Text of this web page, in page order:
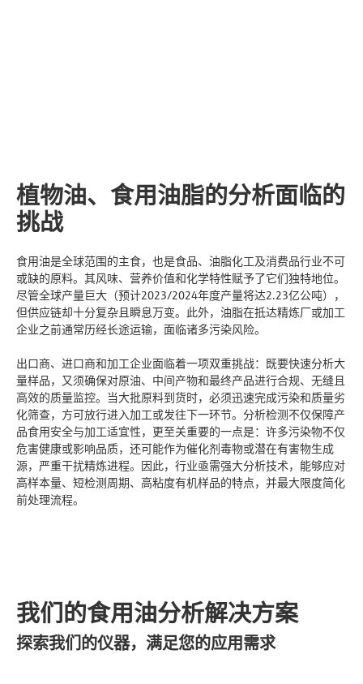
植物油、食用油脂的分析面临的
挑战
食用油是全球范围的主食，也是食品、油脂化工及消费品行业不可
或缺的原料。其风味、营养价值和化学特性赋予了它们独特地位。
尽管全球产量巨大（预计2023/2024年度产量将达2.23亿公吨），
但供应链却十分复杂且瞬息万变。此外，油脂在抵达精炼厂或加工
企业之前通常历经长途运输，面临诸多污染风险。
出口商、进口商和加工企业面临着一项双重挑战：既要快速分析大
量样品，又须确保对原油、中间产物和最终产品进行合规、无缝且
高效的质量监控。当大批原料到货时，必须迅速完成污染和质量劣
化筛查，方可放行进入加工或发往下一环节。分析检测不仅保障产
品食用安全与加工适宜性，更至关重要的一点是：许多污染物不仅
危害健康或影响品质，还可能作为催化剂毒物或潜在有害物生成
源，严重干扰精炼进程。因此，行业亟需强大分析技术，能够应对
高样本量、短检测周期、高粘度有机样品的特点，并最大限度简化
前处理流程。
我们的食用油分析解决方案
探索我们的仪器，满足您的应用需求